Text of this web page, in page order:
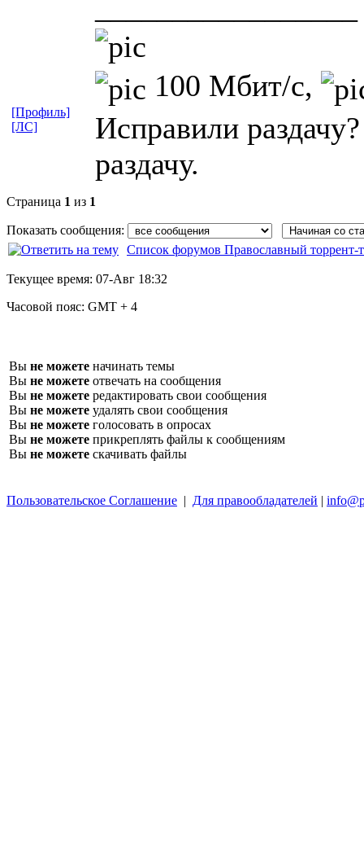
100 Мбит/с,
Исправили
раздачу.
[Профиль]
[ЛС]
Страница 1 из 1
Показать сообщения:
Список форумов Православный торрент-
Текущее время: 07-Авг 18:32
Часовой пояс: GMT + 4
Вы не можете начинать темы
Вы не можете отвечать на сообщения
Вы не можете редактировать свои сообщения
Вы не можете удалять свои сообщения
Вы не можете голосовать в опросах
Вы не можете прикреплять файлы к сообщениям
Вы не можете скачивать файлы
Пользовательское Соглашение | Для правообладателей |